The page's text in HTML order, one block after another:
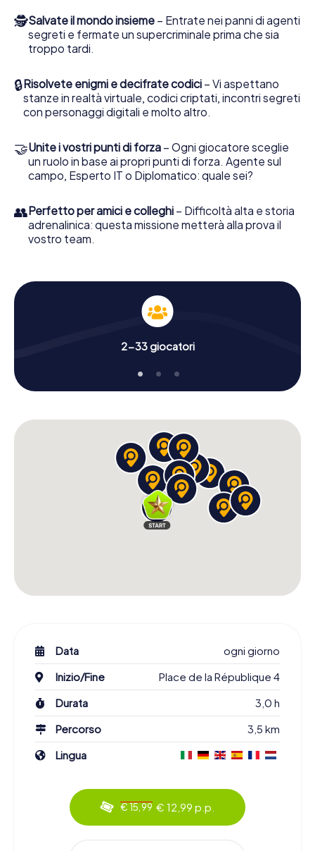
segreti e trasformi Tréguier in un'Escape Room all'aperto!
🕵Salvate il mondo insieme – Entrate nei panni di agenti
segreti e fermate un supercriminale prima che sia
troppo tardi.
🔒Risolvete enigmi e decifrate codici – Vi aspettano
stanze in realtà virtuale, codici criptati, incontri segreti
con personaggi digitali e molto altro.
🤝Unite i vostri punti di forza – Ogni giocatore sceglie
un ruolo in base ai propri punti di forza. Agente sul
campo, Esperto IT o Diplomatico: quale sei?
👥Perfetto per amici e colleghi – Difficoltà alta e storia
adrenalinica: questa missione metterà alla prova il
vostro team.
2-33 giocatori
Data
ogni giorno
Inizio/Fine
Place de la République 4
Durata
3,0 h
Percorso
3,5 km
Lingua
€ 15,99 € 12,99 p.p.